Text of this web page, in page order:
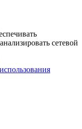
сетевой